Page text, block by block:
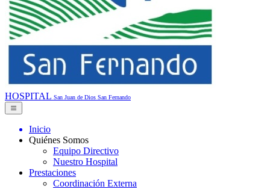
HOSPITAL San Juan de Dios San Fernando
Inicio
Quiénes Somos
Equipo Directivo
Nuestro Hospital
Prestaciones
Coordinación Externa